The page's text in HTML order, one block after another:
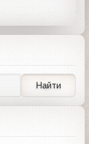
Найти